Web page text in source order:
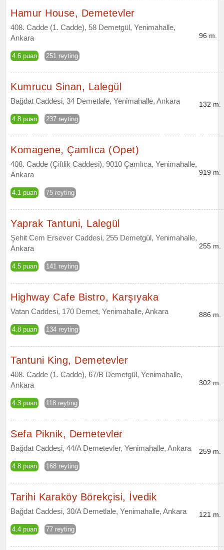
Hamur House, Demetevler
408. Cadde (1. Cadde), 58 Demetgül, Yenimahalle,
Ankara
4.6 puan 251 reyting
96 m.
Kumrucu Sinan, Lalegül
Bağdat Caddesi, 34 Demetlale, Yenimahalle, Ankara
4.8 puan 237 reyting
132 m.
Komagene, Çamlıca (Opet)
408. Cadde (Çiftlik Caddesi), 9010 Çamlıca, Yenimahalle,
Ankara
4.1 puan 75 reyting
919 m.
Yaprak Tantuni, Lalegül
Şehit Cem Ersever Caddesi, 255 Demetgül, Yenimahalle,
Ankara
4.5 puan 141 reyting
255 m.
Highway Cafe Bistro, Karşıyaka
Vatan Caddesi, 170 Demet, Yenimahalle, Ankara
4.8 puan 134 reyting
886 m.
Tantuni King, Demetevler
408. Cadde (1. Cadde), 67/B Demetgül, Yenimahalle,
Ankara
4.3 puan 118 reyting
302 m.
Sefa Piknik, Demetevler
Bağdat Caddesi, 44/A Demetevler, Yenimahalle, Ankara
4.8 puan 168 reyting
259 m.
Tarihi Karaköy Börekçisi, İvedik
Bağdat Caddesi, 30/A Demetlale, Yenimahalle, Ankara
4.4 puan 77 reyting
121 m.